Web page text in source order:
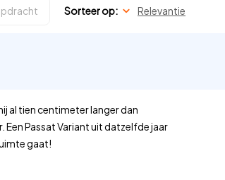
Sorteer op: Relevantie
al tien centimeter langer dan
Passat Variant uit datzelfde jaar
gaat!